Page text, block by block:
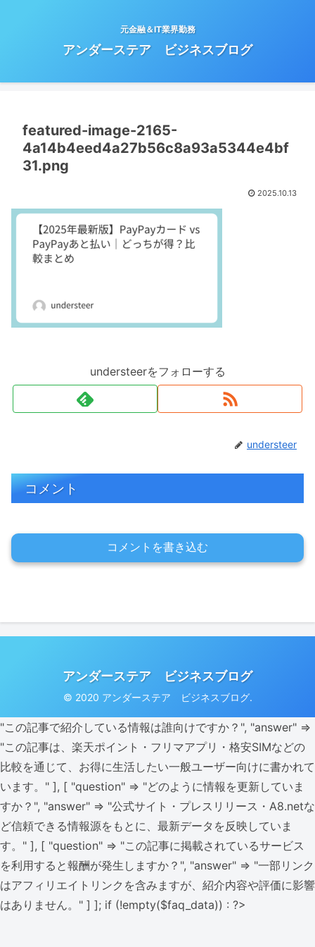
元金融＆IT業界勤務
アンダーステア ビジネスブログ
featured-image-2165-
4a14b4eed4a27b56c8a93a5344e4bf
31.png
2025.10.13
understeerをフォローする
understeer
コメント
コメントを書き込む
アンダーステア ビジネスブログ
© 2020 アンダーステア ビジネスブログ.
"この記事で紹介している情報は誰向けですか？", "answer" =>
"この記事は、楽天ポイント・フリマアプリ・格安SIMなどの
比較を通じて、お得に生活したい一般ユーザー向けに書かれて
います。" ], [ "question" => "どのように情報を更新していま
すか？", "answer" => "公式サイト・プレスリリース・A8.netな
ど信頼できる情報源をもとに、最新データを反映していま
す。" ], [ "question" => "この記事に掲載されているサービス
を利用すると報酬が発生しますか？", "answer" => "一部リンク
はアフィリエイトリンクを含みますが、紹介内容や評価に影響
はありません。" ] ]; if (!empty($faq_data)) : ?>